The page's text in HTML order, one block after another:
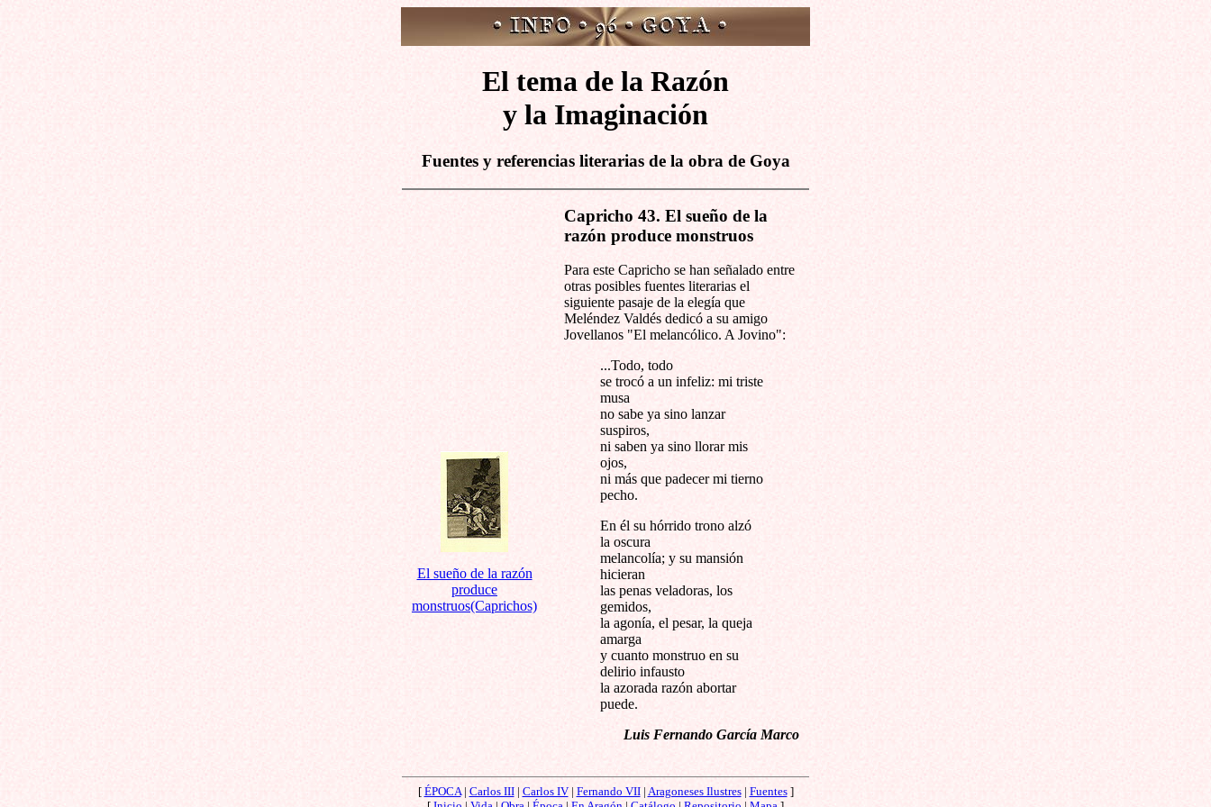
El tema de la Razón
y la Imaginación
Fuentes y referencias literarias de la obra de Goya
Capricho 43. El sueño de la
razón produce monstruos
Para este Capricho se han señalado entre
otras posibles fuentes literarias el
siguiente pasaje de la elegía que
Meléndez Valdés dedicó a su amigo
Jovellanos "El melancólico. A Jovino":
...Todo, todo
se trocó a un infeliz: mi triste
musa
no sabe ya sino lanzar
suspiros,
ni saben ya sino llorar mis
ojos,
ni más que padecer mi tierno
pecho.
En él su hórrido trono alzó
la oscura
melancolía; y su mansión
hicieran
las penas veladoras, los
gemidos,
la agonía, el pesar, la queja
amarga
y cuanto monstruo en su
delirio infausto
la azorada razón abortar
puede.
Luis Fernando García Marco
El sueño de la razón
produce
monstruos(Caprichos)
[ ÉPOCA| Carlos III| Carlos IV| Fernando VII| Aragoneses Ilustres| Fuentes]